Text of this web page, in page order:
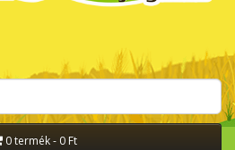
0 termék - 0 Ft